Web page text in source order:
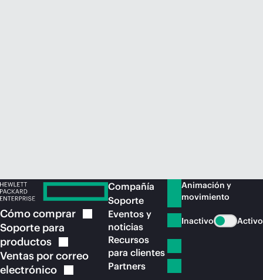
Cómocomprar
Soporte para
productos
Ventas por correo
electrónico
Compañía
Soporte
Eventos y
noticias
Recursos
para clientes
Partners
Animación y
movimiento
Inactivo Activo